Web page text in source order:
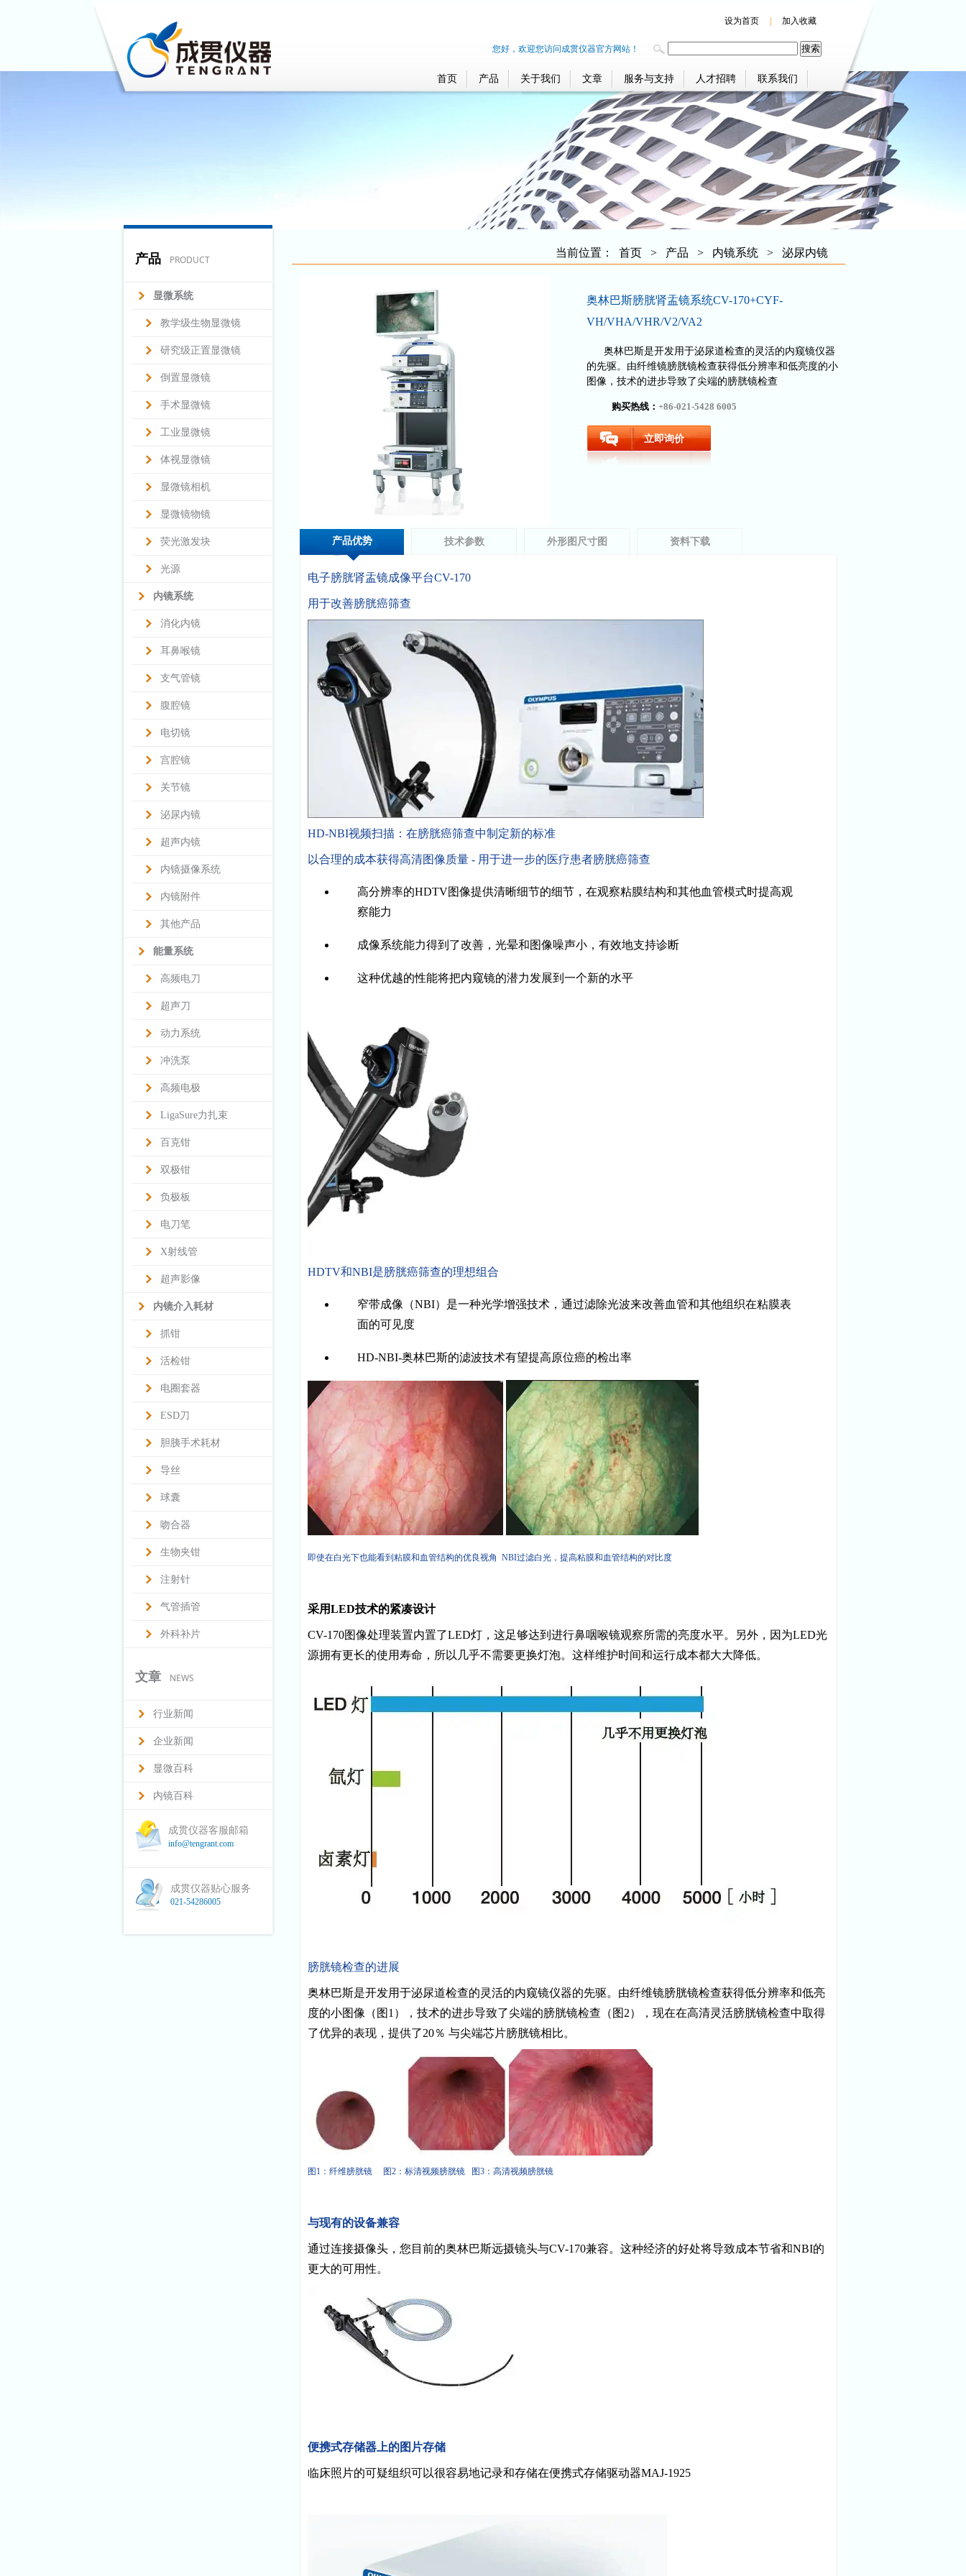
设为首页 加入收藏
您好，欢迎您访问成贯仪器官方网站！
首页 产品 关于我们 文章 服务与支持 人才招聘 联系我们
产品 PRODUCT
显微系统
教学级生物显微镜
研究级正置显微镜
倒置显微镜
手术显微镜
工业显微镜
体视显微镜
显微镜相机
显微镜物镜
荧光激发块
光源
内镜系统
消化内镜
耳鼻喉镜
支气管镜
腹腔镜
电切镜
宫腔镜
关节镜
泌尿内镜
超声内镜
内镜摄像系统
内镜附件
其他产品
能量系统
高频电刀
超声刀
动力系统
冲洗泵
高频电极
LigaSure力扎束
百克钳
双极钳
负极板
电刀笔
X射线管
超声影像
内镜介入耗材
抓钳
活检钳
电圈套器
ESD刀
胆胰手术耗材
导丝
球囊
吻合器
生物夹钳
注射针
气管插管
外科补片
文章 NEWS
行业新闻
企业新闻
显微百科
内镜百科
成贯仪器客服邮箱
info@tengrant.com
成贯仪器贴心服务
021-54286005
当前位置： 首页 > 产品 > 内镜系统 > 泌尿内镜
奥林巴斯膀胱肾盂镜系统CV-170+CYF-
VH/VHA/VHR/V2/VA2
奥林巴斯是开发用于泌尿道检查的灵活的内窥镜仪器
的先驱。由纤维镜膀胱镜检查获得低分辨率和低亮度的小
图像，技术的进步导致了尖端的膀胱镜检查
购买热线： +86-021-5428 6005
立即询价
产品优势 技术参数 外形图尺寸图 资料下载
电子膀胱肾盂镜成像平台CV-170
用于改善膀胱癌筛查
HD-NBI视频扫描：在膀胱癌筛查中制定新的标准
以合理的成本获得高清图像质量 - 用于进一步的医疗患者膀胱癌筛查
高分辨率的HDTV图像提供清晰细节的细节，在观察粘膜结构和其他血管模式时提高观
察能力
成像系统能力得到了改善，光晕和图像噪声小，有效地支持诊断
这种优越的性能将把内窥镜的潜力发展到一个新的水平
HDTV和NBI是膀胱癌筛查的理想组合
窄带成像（NBI）是一种光学增强技术，通过滤除光波来改善血管和其他组织在粘膜表
面的可见度
HD-NBI-奥林巴斯的滤波技术有望提高原位癌的检出率
即使在白光下也能看到粘膜和血管结构的优良视角 NBI过滤白光，提高粘膜和血管结构的对比度
采用LED技术的紧凑设计
CV-170图像处理装置内置了LED灯，这足够达到进行鼻咽喉镜观察所需的亮度水平。另外，因为LED光
源拥有更长的使用寿命，所以几乎不需要更换灯泡。这样维护时间和运行成本都大大降低。
膀胱镜检查的进展
奥林巴斯是开发用于泌尿道检查的灵活的内窥镜仪器的先驱。由纤维镜膀胱镜检查获得低分辨率和低亮
度的小图像（图1），技术的进步导致了尖端的膀胱镜检查（图2），现在在高清灵活膀胱镜检查中取得
了优异的表现，提供了20％ 与尖端芯片膀胱镜相比。
图1：纤维膀胱镜 图2：标清视频膀胱镜 图3：高清视频膀胱镜
与现有的设备兼容
通过连接摄像头，您目前的奥林巴斯远摄镜头与CV-170兼容。这种经济的好处将导致成本节省和NBI的
更大的可用性。
便携式存储器上的图片存储
临床照片的可疑组织可以很容易地记录和存储在便携式存储驱动器MAJ-1925